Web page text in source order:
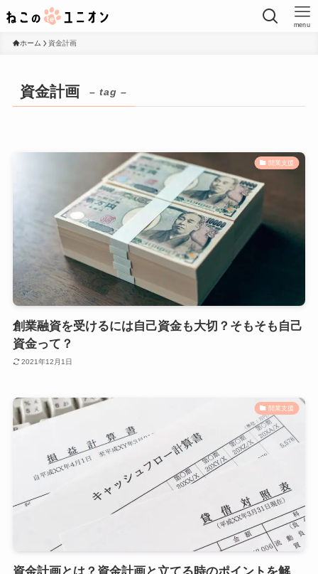
menu
ホーム 資金計画
資金計画 – tag –
開業支援
創業融資を受けるには自己資金も大切？そもそも自己
資金って？
2021年12月1日
開業支援